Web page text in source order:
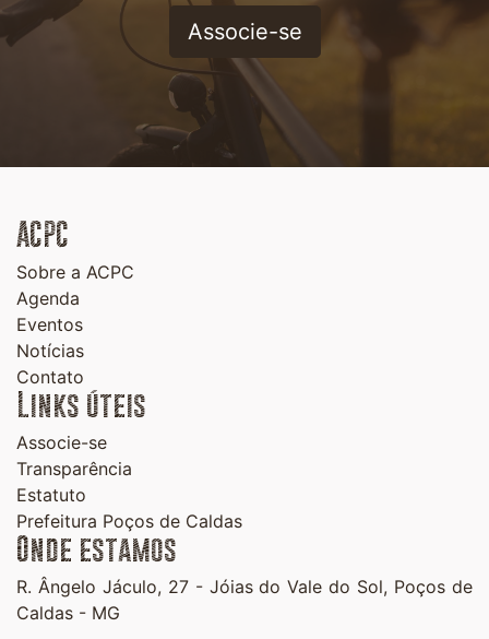
Associe-se
ACPC
Sobre a ACPC
Agenda
Eventos
Notícias
Contato
Links úteis
Associe-se
Transparência
Estatuto
Prefeitura Poços de Caldas
Onde estamos
R. Ângelo Jáculo, 27 - Jóias do Vale do Sol, Poços de
Caldas - MG